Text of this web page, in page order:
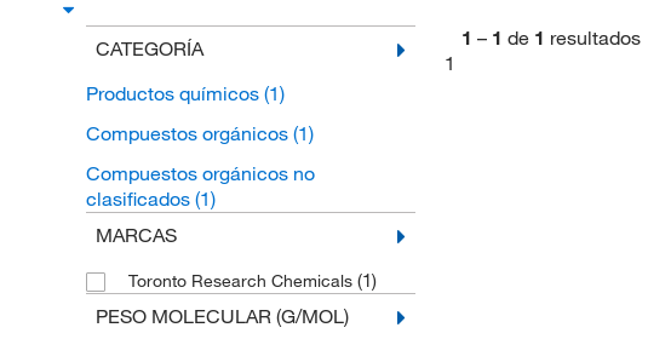
CATEGORÍA
Productos químicos (1)
Compuestos orgánicos (1)
Compuestos orgánicos no
clasificados (1)
MARCAS
Toronto Research Chemicals (1)
PESO MOLECULAR (G/MOL)
1 – 1 de 1 resultados
1